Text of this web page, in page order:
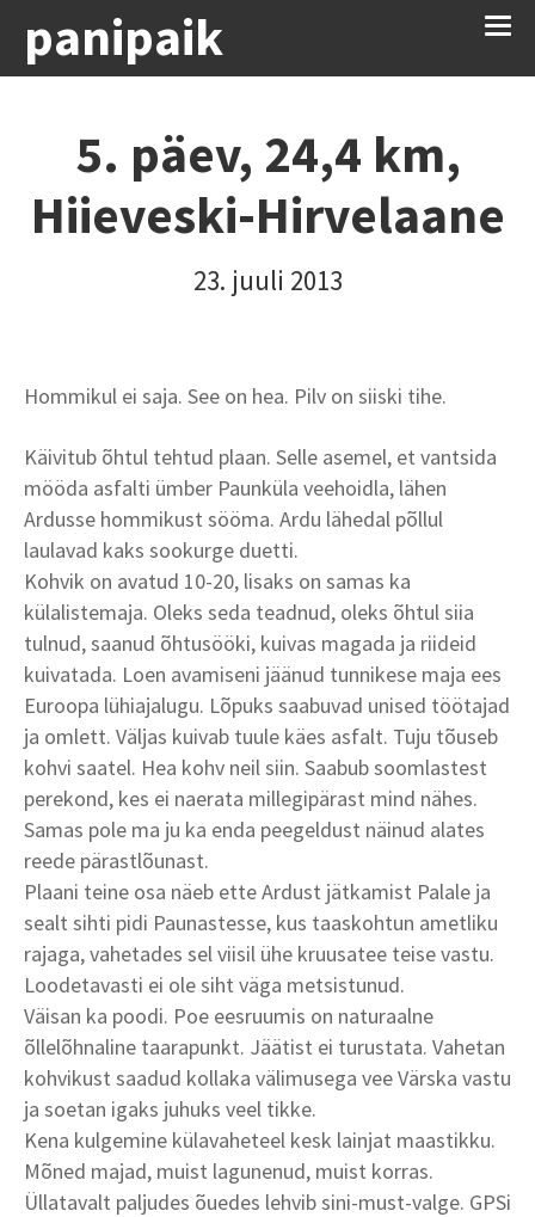
panipaik
5. päev, 24,4 km,
Hiieveski-Hirvelaane
23. juuli 2013
Hommikul ei saja. See on hea. Pilv on siiski tihe.
Käivitub õhtul tehtud plaan. Selle asemel, et vantsida
mööda asfalti ümber Paunküla veehoidla, lähen
Ardusse hommikust sööma. Ardu lähedal põllul
laulavad kaks sookurge duetti.
Kohvik on avatud 10-20, lisaks on samas ka
külalistemaja. Oleks seda teadnud, oleks õhtul siia
tulnud, saanud õhtusööki, kuivas magada ja riideid
kuivatada. Loen avamiseni jäänud tunnikese maja ees
Euroopa lühiajalugu. Lõpuks saabuvad unised töötajad
ja omlett. Väljas kuivab tuule käes asfalt. Tuju tõuseb
kohvi saatel. Hea kohv neil siin. Saabub soomlastest
perekond, kes ei naerata millegipärast mind nähes.
Samas pole ma ju ka enda peegeldust näinud alates
reede pärastlõunast.
Plaani teine osa näeb ette Ardust jätkamist Palale ja
sealt sihti pidi Paunastesse, kus taaskohtun ametliku
rajaga, vahetades sel viisil ühe kruusatee teise vastu.
Loodetavasti ei ole siht väga metsistunud.
Väisan ka poodi. Poe eesruumis on naturaalne
õllelõhnaline taarapunkt. Jäätist ei turustata. Vahetan
kohvikust saadud kollaka välimusega vee Värska vastu
ja soetan igaks juhuks veel tikke.
Kena kulgemine külavaheteel kesk lainjat maastikku.
Mõned majad, muist lagunenud, muist korras.
Üllatavalt paljudes õuedes lehvib sini-must-valge. GPSi